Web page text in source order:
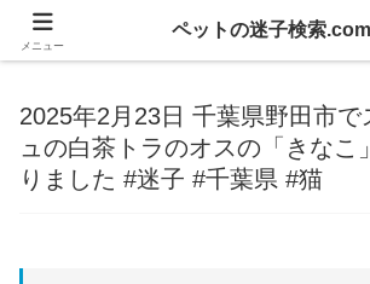
2025年2月23日 千葉県野田市で
ュの白茶トラのオスの「きなこ
りました #迷子 #千葉県 #猫
メニュー
ペットの迷子検索.com